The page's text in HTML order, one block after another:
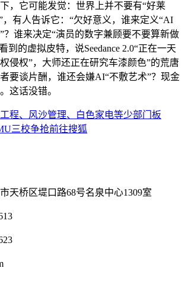
，它可能发觉：世界上并不要有“好莱
，有人告诉它：“欠好意义，谁来定义“AI
？谁来决定“演员的数字兼顾要不要算新做
到的虚拟皮特，说Seedance 2.0“正在一天
侵权”，大师还正在研究车漆颜色”的荒唐
要谈片酬，谁还会嫌AI“不敷艺术”？现金
这话没错。
程、风沙管理、白色家电等少部门板
三校争抢前往搜狐
天桥区堤口路68号名泉中心1309室